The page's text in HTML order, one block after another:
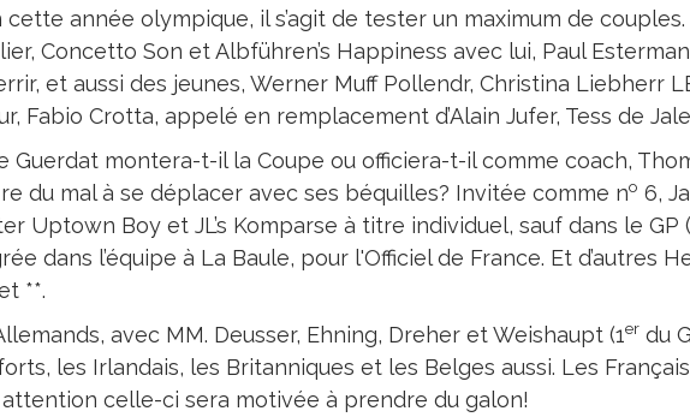
cette année olympique, il s’agit de tester un maximum de
Concetto Son et Albführen’s Happiness avec lui, Paul
et aussi des jeunes, Werner Muff Pollendr, Christina Liebherr
Fabio Crotta, appelé en remplacement d’Alain Jufer, Tess de
Guerdat montera-t-il la Coupe ou officiera-t-il comme coach,
du mal à se déplacer avec ses béquilles? Invitée comme no 6,
Uptown Boy et JL’s Komparse à titre individuel, sauf dans le GP
dans l’équipe à La Baule, pour l'Officiel de France. Et d’autres
**.
avec MM. Deusser, Ehning, Dreher et Weishaupt (1erdu
les Irlandais, les Britanniques et les Belges aussi. Les
celle-ci sera motivée à prendre du galon!